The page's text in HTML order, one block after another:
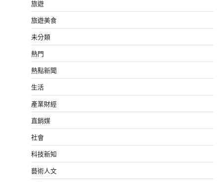
旅遊
旅遊美食
未分類
熱門
熱點新聞
生活
產業財經
直銷媒
社會
科技新知
藝術人文